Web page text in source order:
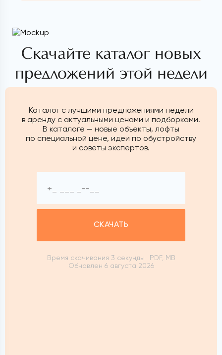
Скачайте каталог новых
предложений этой недели
Каталог с лучшими предложениями недели
в аренду с актуальными ценами и подборками.
В каталоге — новые объекты, лофты
по специальной цене, идеи по обустройству
и советы экспертов.
СКАЧАТЬ
Время скачивания 3 секунды
PDF, MB
Обновлен 6 августа 2026